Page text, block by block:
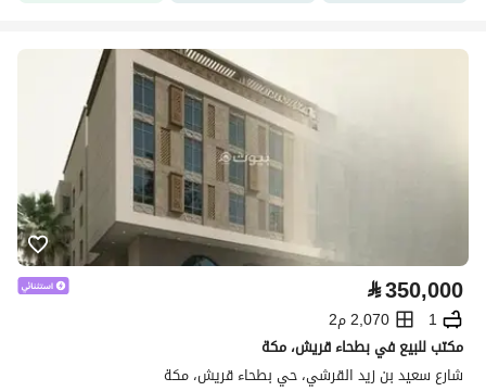
⃁350,000
1
2,070 م2
مكتب للبيع في بطحاء قريش، مكة
شارع سعيد بن زيد القرشي، حي بطحاء قريش، مكة